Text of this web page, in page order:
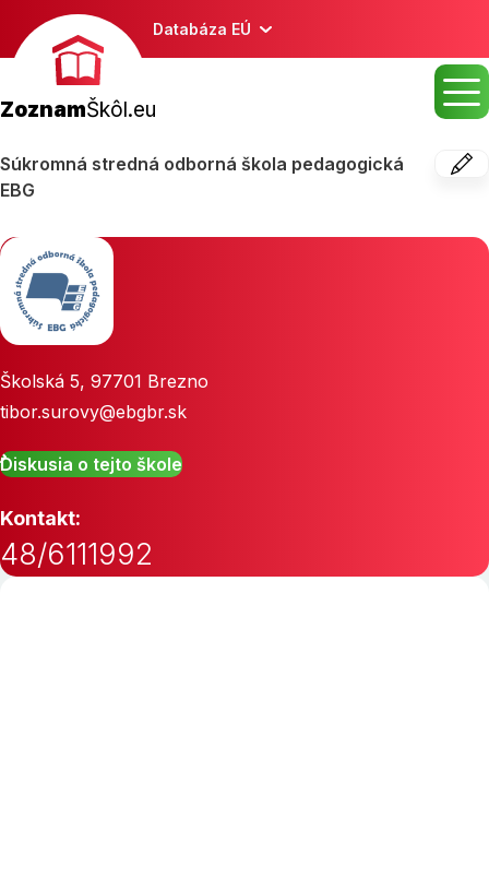
Databáza EÚ
ZoznamŠkôl.eu
Súkromná stredná odborná škola pedagogická
EBG
Školská 5, 97701 Brezno
tibor.surovy@ebgbr.sk
Diskusia o tejto škole
Kontakt:
48/6111992